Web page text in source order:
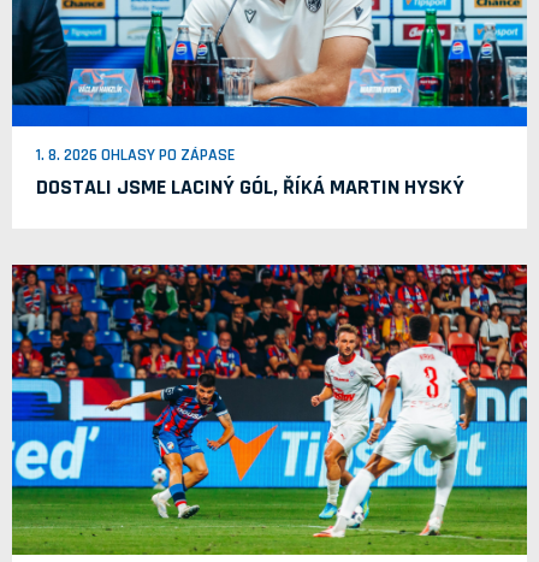
1. 8. 2026 OHLASY PO ZÁPASE
DOSTALI JSME LACINÝ GÓL, ŘÍKÁ MARTIN HYSKÝ